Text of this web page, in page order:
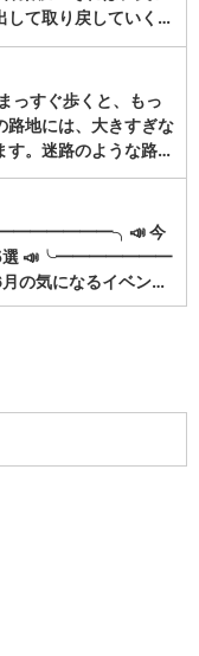
して取り戻していく…
っすぐ歩くと、もっ
路地には、大きすぎな
す。迷路のような路…
今
5選 📣╰━━━━━━━
になるイベン…